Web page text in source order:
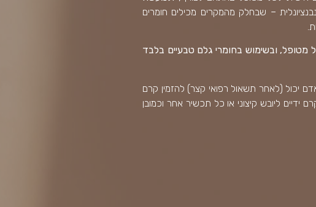
– שבחלק מהמקרים מכילים חומרים
ובשימוש בחומרי גלם טבעיים בלבד
יכול (לאחר תשאול רפואי קצר) להזמין קרם
ידיים ליובש קיצוני או כל תכשיר אחר וכמובן